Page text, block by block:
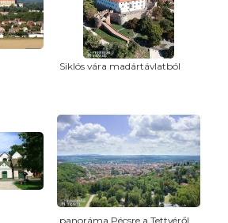
Siklós vára madártávlatból
panoráma Pécsre a Tettyéről